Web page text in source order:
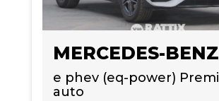
e phev (eq-power)
auto